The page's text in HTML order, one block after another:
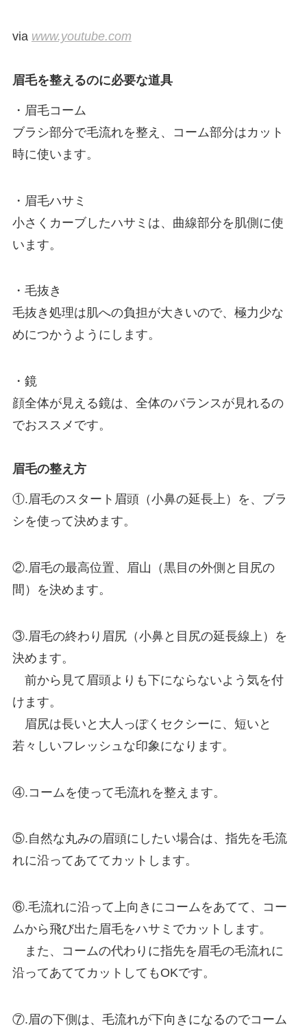
via www.youtube.com
眉毛を整えるのに必要な道具
・眉毛コーム
ブラシ部分で毛流れを整え、コーム部分はカット
時に使います。
・眉毛ハサミ
小さくカーブしたハサミは、曲線部分を肌側に使
います。
・毛抜き
毛抜き処理は肌への負担が大きいので、極力少な
めにつかうようにします。
・鏡
顔全体が見える鏡は、全体のバランスが見れるの
でおススメです。
眉毛の整え方
①.眉毛のスタート眉頭（小鼻の延長上）を、ブラ
シを使って決めます。
②.眉毛の最高位置、眉山（黒目の外側と目尻の
間）を決めます。
③.眉毛の終わり眉尻（小鼻と目尻の延長線上）を
決めます。
前から見て眉頭よりも下にならないよう気を付
けます。
眉尻は長いと大人っぽくセクシーに、短いと
若々しいフレッシュな印象になります。
④.コームを使って毛流れを整えます。
⑤.自然な丸みの眉頭にしたい場合は、指先を毛流
れに沿ってあててカットします。
⑥.毛流れに沿って上向きにコームをあてて、コー
ムから飛び出た眉毛をハサミでカットします。
また、コームの代わりに指先を眉毛の毛流れに
沿ってあててカットしてもOKです。
⑦.眉の下側は、毛流れが下向きになるのでコーム